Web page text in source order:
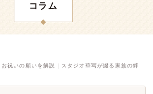
コラム
祝いの願いを解説｜スタジオ華写が綴る家族の絆